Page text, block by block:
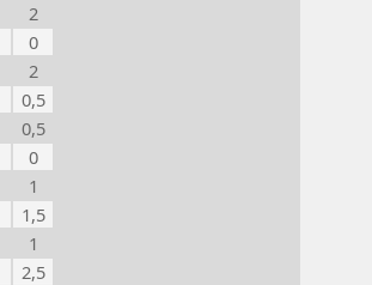
2
0
2
0,5
0,5
0
1
1,5
1
2,5